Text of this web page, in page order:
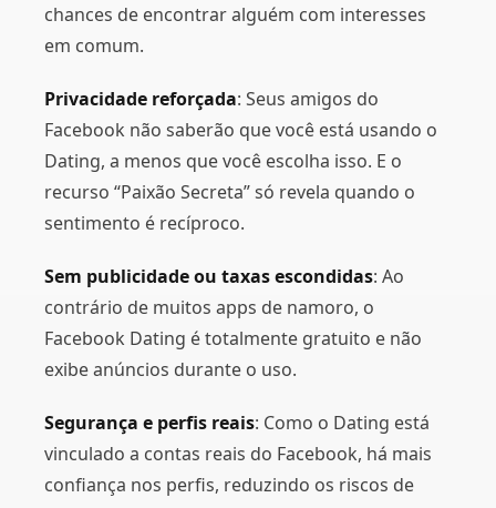
chances de encontrar alguém com interesses
em comum.
Privacidade reforçada: Seus amigos do
Facebook não saberão que você está usando o
Dating, a menos que você escolha isso. E o
recurso “Paixão Secreta” só revela quando o
sentimento é recíproco.
Sem publicidade ou taxas escondidas: Ao
contrário de muitos apps de namoro, o
Facebook Dating é totalmente gratuito e não
exibe anúncios durante o uso.
Segurança e perfis reais: Como o Dating está
vinculado a contas reais do Facebook, há mais
confiança nos perfis, reduzindo os riscos de